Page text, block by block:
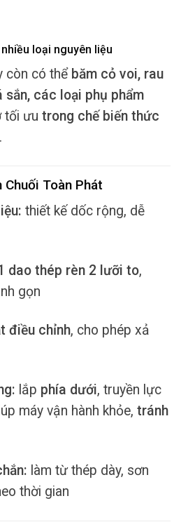
loại nguyên liệu
còn có thể băm cỏ voi, rau
sắn, các loại phụ phẩm
tối ưu trong chế biến thức
Toàn Phát
thiết kế dốc rộng, dễ
dao thép rèn 2 lưỡi to,
gọn
điều chỉnh, cho phép xả
lắp phía dưới, truyền lực
máy vận hành khỏe, tránh
làm từ thép dày, sơn
thời gian